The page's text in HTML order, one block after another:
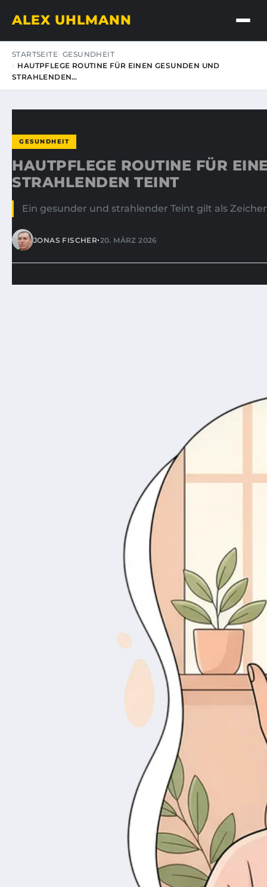
ALEX UHLMANN
STARTSEITE GESUNDHEIT
HAUTPFLEGE ROUTINE FÜR EINEN GESUNDEN UND
STRAHLENDEN…
GESUNDHEIT
HAUTPFLEGE ROUTINE FÜR
STRAHLENDEN TEINT
Ein gesunder und strahlender Teint gilt als
JONAS FISCHER•20. MÄRZ 2026